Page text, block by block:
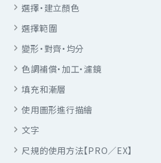
選擇・建立顏色
選擇範圍
變形・對齊・均分
色調補償・加工・濾鏡
填充和漸層
使用圖形進行描繪
文字
尺規的使用方法【PRO／EX】